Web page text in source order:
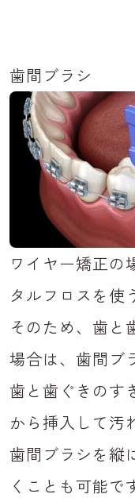
歯間ブラシ
ワイヤー矯正の
タルフロスを使
そのため、歯と
場合は、歯間ブ
歯と歯ぐきのす
から挿入して汚
歯間ブラシを縦
くことも可能で